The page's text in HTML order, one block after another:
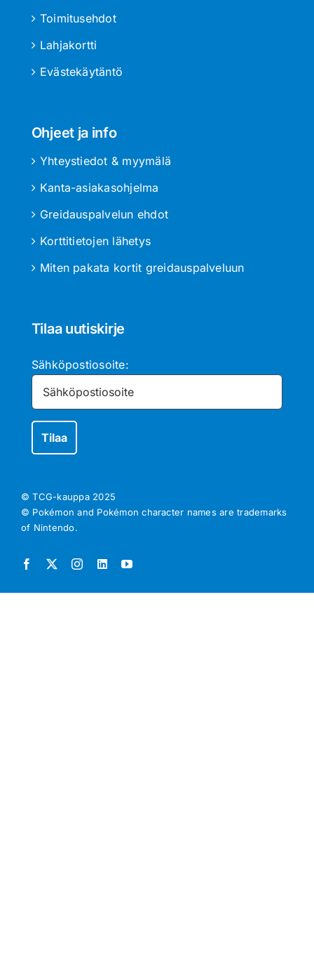
Toimitusehdot
Lahjakortti
Evästekäytäntö
Ohjeet ja info
Yhteystiedot & myymälä
Kanta-asiakasohjelma
Greidauspalvelun ehdot
Korttitietojen lähetys
Miten pakata kortit greidauspalveluun
Tilaa uutiskirje
Sähköpostiosoite:
© TCG-kauppa 2025
© Pokémon and Pokémon character names are trademarks
of Nintendo.